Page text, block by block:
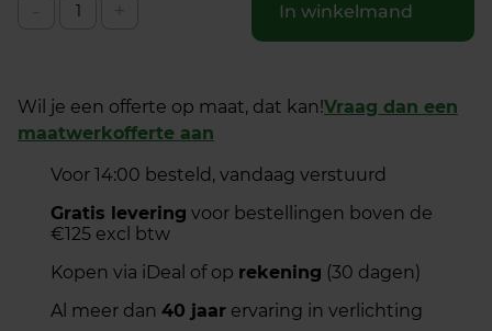
In winkelmand
Wil je een offerte op maat, dat kan!Vraag dan een
maatwerkofferte aan
Voor 14:00 besteld, vandaag verstuurd
Gratis levering voor bestellingen boven de
€125 excl btw
Kopen via iDeal of op rekening (30 dagen)
Al meer dan 40 jaar ervaring in verlichting